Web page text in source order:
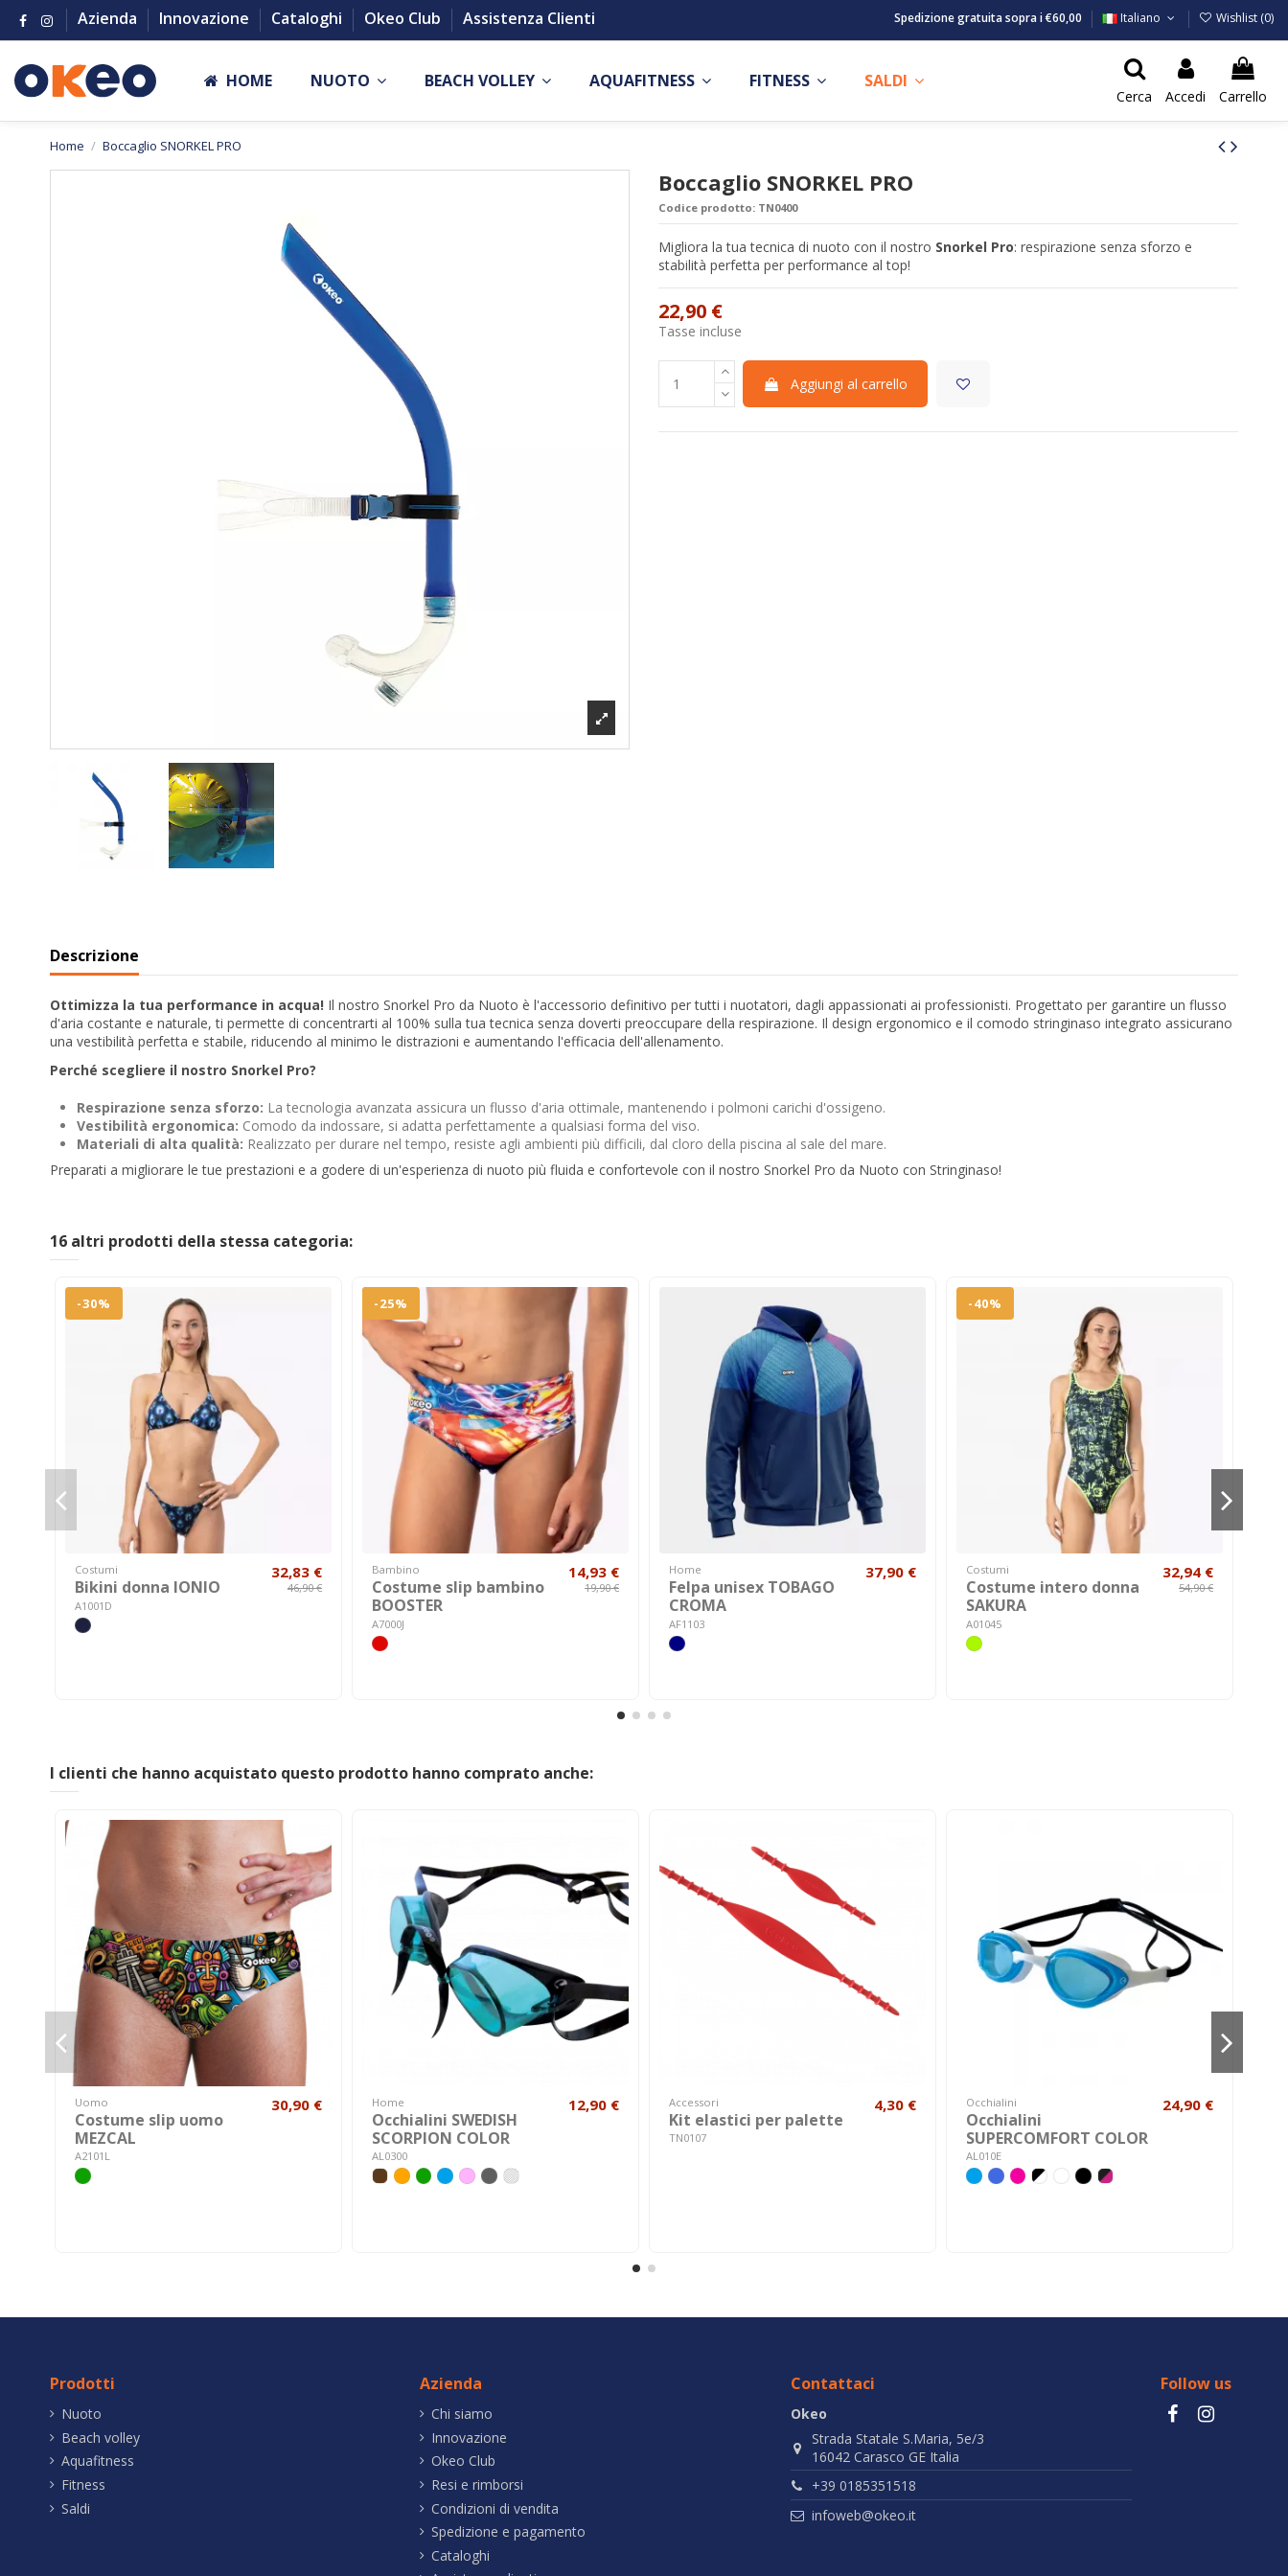
Azienda Innovazione Cataloghi Okeo Club Assistenza Clienti Spedizione gratuita sopra i €60,00 Italiano Wishlist (0)
HOME NUOTO BEACH VOLLEY AQUAFITNESS FITNESS SALDI
Cerca Accedi Carrello
Home Boccaglio SNORKEL PRO
Boccaglio SNORKEL PRO
Codice prodotto: TN0400
Migliora la tua tecnica di nuoto con il nostro Snorkel Pro: respirazione senza sforzo e
stabilità perfetta per performance al top!
22,90 €
Tasse incluse
Aggiungi al carrello
Descrizione
Ottimizza la tua performance in acqua! Il nostro Snorkel Pro da Nuoto è l'accessorio definitivo per tutti i nuotatori, dagli appassionati ai professionisti. Progettato per garantire un flusso
d'aria costante e naturale, ti permette di concentrarti al 100% sulla tua tecnica senza doverti preoccupare della respirazione. Il design ergonomico e il comodo stringinaso integrato assicurano
una vestibilità perfetta e stabile, riducendo al minimo le distrazioni e aumentando l'efficacia dell'allenamento.
Perché scegliere il nostro Snorkel Pro?
Respirazione senza sforzo: La tecnologia avanzata assicura un flusso d'aria ottimale, mantenendo i polmoni carichi d'ossigeno.
Vestibilità ergonomica: Comodo da indossare, si adatta perfettamente a qualsiasi forma del viso.
Materiali di alta qualità: Realizzato per durare nel tempo, resiste agli ambienti più difficili, dal cloro della piscina al sale del mare.
Preparati a migliorare le tue prestazioni e a godere di un'esperienza di nuoto più fluida e confortevole con il nostro Snorkel Pro da Nuoto con Stringinaso!
16 altri prodotti della stessa categoria:
-30%
Costumi
Bikini donna IONIO
A1001D
32,83 €
46,90 €
-25%
Bambino
Costume slip bambino
BOOSTER
A7000J
14,93 €
19,90 €
Home
Felpa unisex TOBAGO
CROMA
AF1103
37,90 €
-40%
Costumi
Costume intero donna
SAKURA
A01045
32,94 €
54,90 €
I clienti che hanno acquistato questo prodotto hanno comprato anche:
Uomo
Costume slip uomo
MEZCAL
A2101L
30,90 € Home
Occhialini SWEDISH
SCORPION COLOR
AL0300
12,90 € Accessori
Kit elastici per palette
TN0107
4,30 € Occhialini
Occhialini
SUPERCOMFORT COLOR
AL010E
24,90 €
Prodotti
Nuoto
Beach volley
Aquafitness
Fitness
Saldi
Azienda
Chi siamo
Innovazione
Okeo Club
Resi e rimborsi
Condizioni di vendita
Spedizione e pagamento
Cataloghi
Contattaci
Okeo
Strada Statale S.Maria, 5e/3
16042 Carasco GE Italia
+39 0185351518
infoweb@okeo.it
Follow us